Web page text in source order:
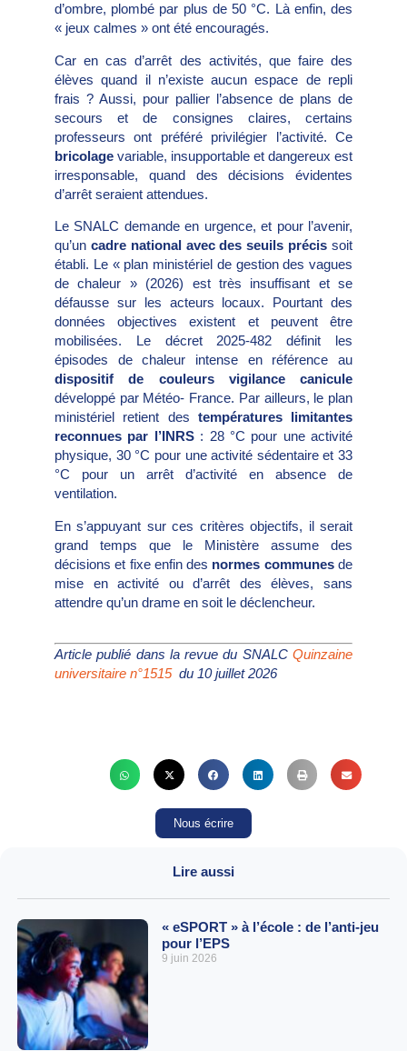
d’ombre, plombé par plus de 50 °C. Là enfin, des
« jeux calmes » ont été encouragés.
Car en cas d’arrêt des activités, que faire des
élèves quand il n’existe aucun espace de repli
frais ? Aussi, pour pal­lier l’absence de plans de
secours et de consignes claires, certains
professeurs ont préféré privilégier l’activité. Ce
brico­lage variable, insupportable et dangereux est
irresponsable, quand des décisions évidentes
d’arrêt seraient attendues.
Le SNALC demande en urgence, et pour l’avenir,
qu’un cadre national avec des seuils précissoit
établi. Le « plan minis­tériel de gestion des vagues
de chaleur » (2026) est très insuffisant et se
défausse sur les acteurs locaux. Pourtant des
don­nées objectives existent et peuvent être
mobilisées. Le décret 2025-482 définit les
épisodes de chaleur intense en réfé­rence au
dispositif de couleurs vigi­lance canicule
développé par Météo- France. Par ailleurs, le plan
ministériel retient des températures limitantes
reconnues par l’INRS : 28 °C pour une activité
physique, 30 °C pour une activité sédentaire et 33
°C pour un arrêt d’acti­vité en absence de
ventilation.
En s’appuyant sur ces critères objectifs, il serait
grand temps que le Ministère assume des
décisions et fixe enfin des normes communesde
mise en acti­vité ou d’arrêt des élèves, sans
attendre qu’un drame en soit le déclencheur.
Article publié dans la revue du SNALC Quinzaine
universitaire n°1515du 10 juillet 2026
Nous écrire
Lire aussi
« eSPORT » à l’école : de l’anti-jeu
pour l’EPS
9 juin 2026